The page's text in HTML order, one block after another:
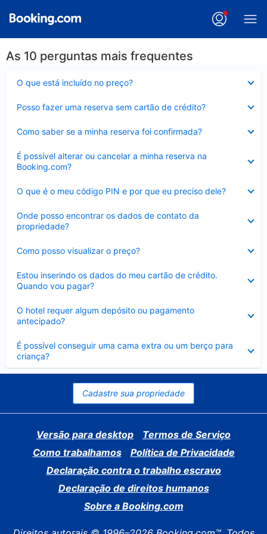
As 10 perguntas mais frequentes
O que está incluído no preço?
Posso fazer uma reserva sem cartão de crédito?
Como saber se a minha reserva foi confirmada?
É possível alterar ou cancelar a minha reserva na
Booking.com?
Contraído
O que é o meu código PIN e por que eu preciso dele?
Onde posso encontrar os dados de contato da
propriedade?
Como posso visualizar o preço?
Estou inserindo os dados do meu cartão de crédito.
Quando vou pagar?
O hotel requer algum depósito ou pagamento
antecipado?
É possível conseguir uma cama extra ou um berço para
criança?
Contraído
Cadastre sua propriedade
Versão para desktop
Termos de Serviço
Como trabalhamos
Política de Privacidade
Declaração contra o trabalho escravo
Declaração de direitos humanos
Sobre a Booking.com